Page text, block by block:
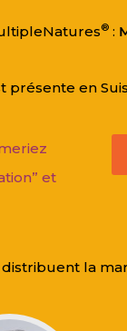
® :
présente en
et
distribuent la